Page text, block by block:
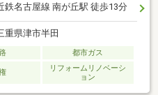
鉄名古屋線 南が丘駅 徒歩13分
重県津市半田
都市ガス
リフォームリノベーシ
ョン